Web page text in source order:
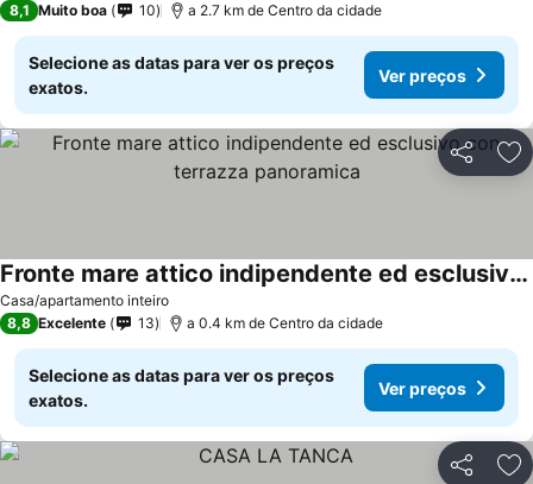
8,1 Muito boa 10 a 2.7 km de Centro da cidade
Selecione as datas para ver os preços
exatos.
Ver preços
Partilhar
Casa/apartamento inteiro
Fronte mare attico indipendente ed esclusivo con terrazza panoramica
Ver preços
8,8 Excelente 13 a 0.4 km de Centro da cidade
Selecione as datas para ver os preços
exatos.
Ver preços
Partilhar